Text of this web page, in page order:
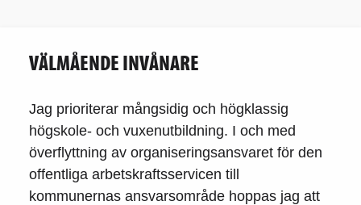
VÄLMÅENDE INVÅNARE
Jag prioriterar mångsidig och högklassig
högskole- och vuxenutbildning. I och med
överflyttning av organiseringsansvaret för den
offentliga arbetskraftsservicen till
kommunernas ansvarsområde hoppas jag att